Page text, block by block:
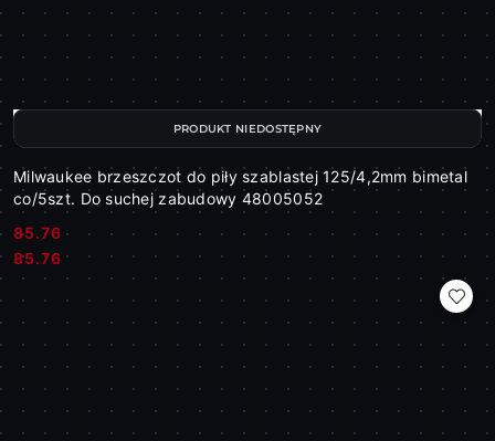
Milwaukee brzeszczot do piły szablastej 125/4,2mm bimetal
co/5szt. Do suchej zabudowy 48005052
Cena:
85.76
Cena:
85.76
PRODUKT NIEDOSTĘPNY